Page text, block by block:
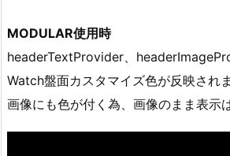
MODULAR使用時
headerTextProvider、
Watch盤面カスタマイズ色が反映されま
画像にも色が付く為、画像のまま表示